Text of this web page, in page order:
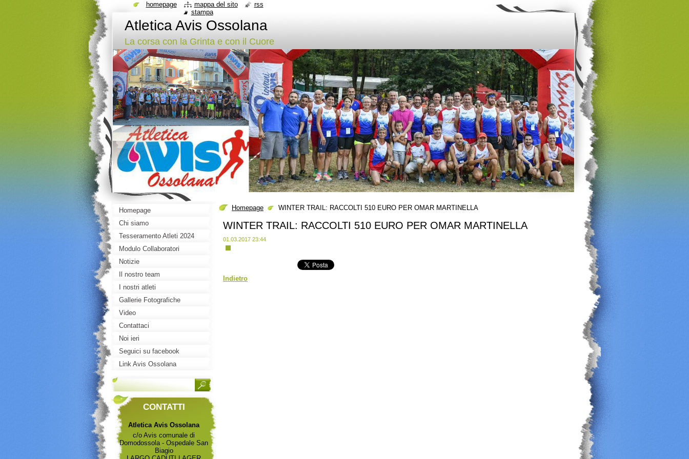
Atletica Avis Ossolana
La corsa con la Grinta e con il Cuore
Homepage WINTER TRAIL: RACCOLTI 510 EURO PER OMAR MARTINELLA
WINTER TRAIL: RACCOLTI 510 EURO PER OMAR MARTINELLA
01.03.2017 23:44
Indietro
Homepage
Chi siamo
Tesseramento Atleti 2024
Modulo Collaboratori
Notizie
Il nostro team
I nostri atleti
Gallerie Fotografiche
Video
Contattaci
Noi ieri
Seguici su facebook
Link Avis Ossolana
CONTATTI
Atletica Avis Ossolana
c/o Avis comunale di
Domodossola - Ospedale San
Biagio
homepage mappa del sito
rss
stampa